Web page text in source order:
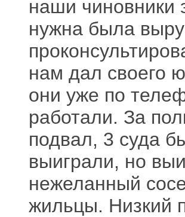
наши чиновники
нужна была
нам дал своего
они уже по
работали. За
подвал, 3 суда
выиграли, но
нежеланный
жильцы. Низкий